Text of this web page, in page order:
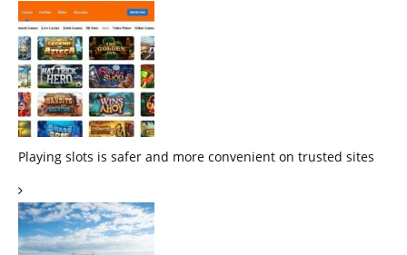
Playing slots is safer and more convenient on trusted sites